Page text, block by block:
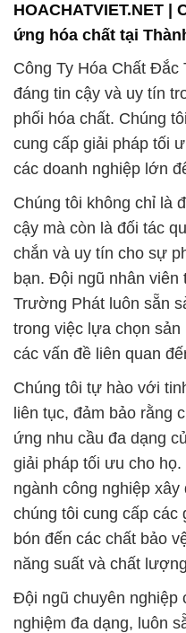
HOACHATVIET.NET
ứng hóa chất tại
Công Ty Hóa Chất
đáng tin cậy và uy tín
phối hóa chất. Chúng
cung cấp giải pháp tối
các doanh nghiệp lớn
Chúng tôi không chỉ là
cậy mà còn là đối tác
chắn và uy tín cho sự
bạn. Đội ngũ nhân viên
Trường Phát luôn sẵn
trong việc lựa chọn
các vấn đề liên quan
Chúng tôi tự hào với
liên tục, đảm bảo rằng
ứng nhu cầu đa dạng
giải pháp tối ưu cho
ngành công nghiệp
chúng tôi cung cấp các
bón đến các chất bảo
năng suất và chất
Đội ngũ chuyên nghiệp
nghiệm đa dạng, luôn